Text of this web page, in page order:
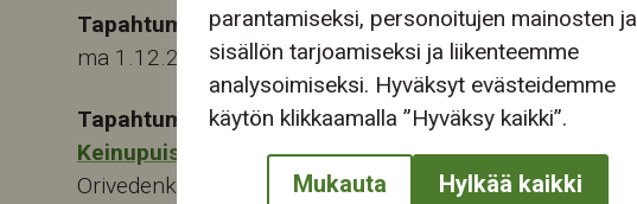
parantamiseksi, personoitujen mainosten ja
sisällön tarjoamiseksi ja liikenteemme
analysoimiseksi. Hyväksyt evästeidemme
käytön klikkaamalla ”Hyväksy kaikki”.
Mukauta Hylkää kaikki
Tapahtuma-aika
ma 1.12.2025 14:30
Tapahtumapaikka:
Keinupuistokeskus
Orivedenkatu 28